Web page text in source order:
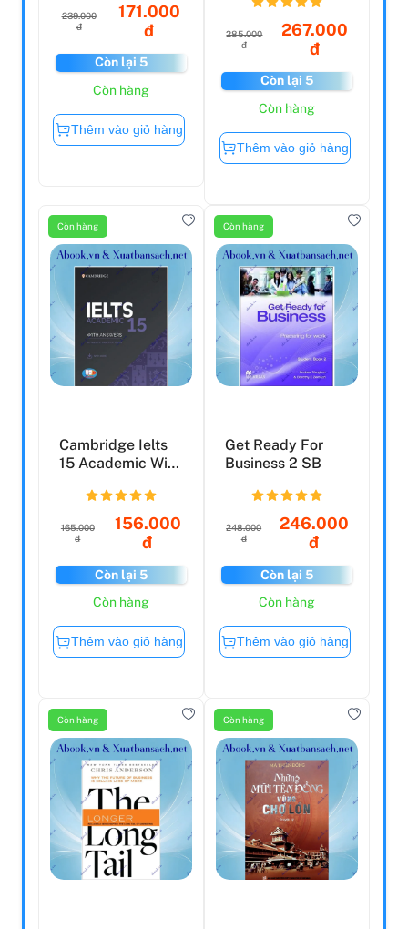
239.000
đ
171.000
đ
Còn lại 5
Còn hàng
Thêm vào giỏ hàng
285.000
đ
267.000
đ
Còn lại 5
Còn hàng
Thêm vào giỏ hàng
Còn hàng
Cambridge Ielts
15 Academic With
165.000
đ
156.000
đ
Còn lại 5
Còn hàng
Thêm vào giỏ hàng
Còn hàng
Get Ready For
Business 2 SB
248.000
đ
246.000
đ
Còn lại 5
Còn hàng
Thêm vào giỏ hàng
Còn hàng Còn hàng